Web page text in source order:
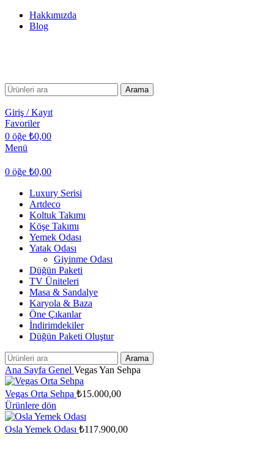
Hakkımızda
Blog
Arama
Giriş / Kayıt
Favoriler
0 öğe ₺0,00
Menü
0 öğe ₺0,00
Luxury Serisi
Artdeco
Koltuk Takımı
Köşe Takımı
Yemek Odası
Yatak Odası
Giyinme Odası
Düğün Paketi
TV Üniteleri
Masa & Sandalye
Karyola & Baza
Öne Çıkanlar
İndirimdekiler
Düğün Paketi Oluştur
Arama
Ana Sayfa Genel Vegas Yan Sehpa
Vegas Orta Sehpa ₺15.000,00
Ürünlere dön
Osla Yemek Odası ₺117.900,00